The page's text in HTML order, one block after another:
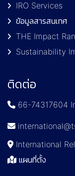
IRO Services
ข้อมูลสารสนเทศ
THE Impact
Sustainability
ติดต่อ
66-74317604
International
แผนที่ตั้ง